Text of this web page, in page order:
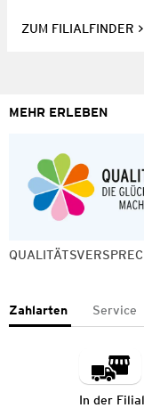
ZUM FILIALFINDER
MEHR ERLEBEN
Zahlarten Service
In der